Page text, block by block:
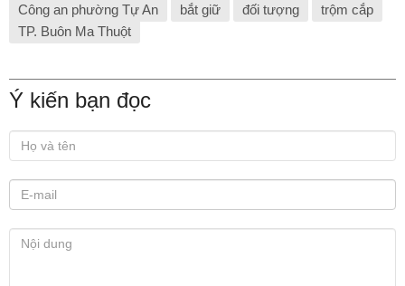
Công an phường Tự An bắt giữ đối tượng
trộm cắp
TP. Buôn Ma Thuột
Ý kiến bạn đọc